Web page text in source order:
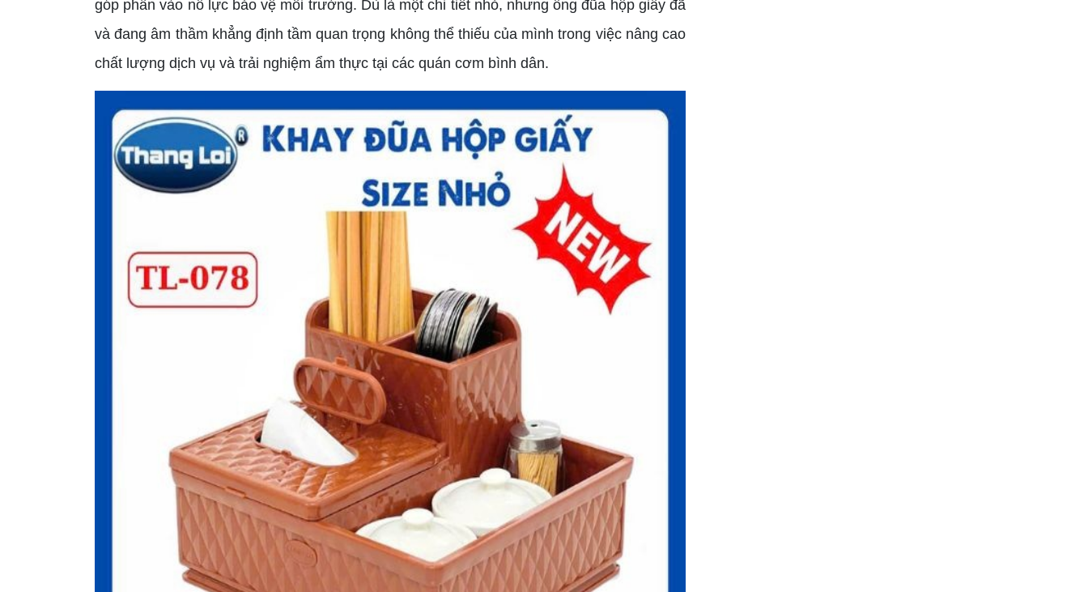
góp phần vào nỗ lực bảo vệ môi trường. Dù là một chi tiết nhỏ, nhưng ống đũa hộp giấy đã
và đang âm thầm khẳng định tầm quan trọng không thể thiếu của mình trong việc nâng cao
chất lượng dịch vụ và trải nghiệm ẩm thực tại các quán cơm bình dân.